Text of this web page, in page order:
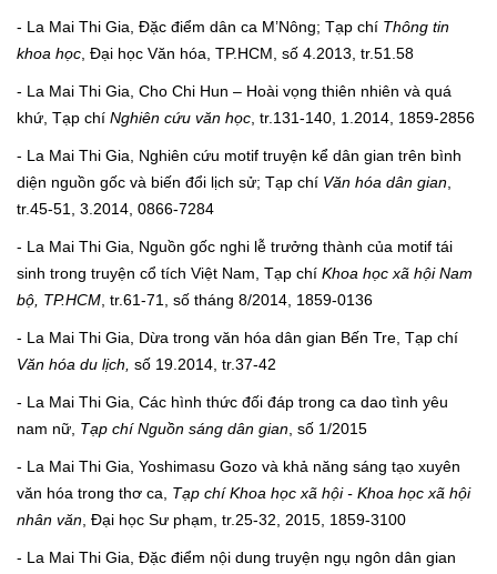
- La Mai Thi Gia, Đặc điểm dân ca M’Nông; Tạp chí Thông tin
khoa học, Đại học Văn hóa, TP.HCM, số 4.2013, tr.51.58
- La Mai Thi Gia, Cho Chi Hun – Hoài vọng thiên nhiên và quá
khứ, Tạp chí Nghiên cứu văn học, tr.131-140, 1.2014, 1859-2856
- La Mai Thi Gia, Nghiên cứu motif truyện kể dân gian trên bình
diện nguồn gốc và biến đổi lịch sử; Tạp chí Văn hóa dân gian,
tr.45-51, 3.2014, 0866-7284
- La Mai Thi Gia, Nguồn gốc nghi lễ trưởng thành của motif tái
sinh trong truyện cổ tích Việt Nam, Tạp chí Khoa học xã hội Nam
bộ, TP.HCM, tr.61-71, số tháng 8/2014, 1859-0136
- La Mai Thi Gia, Dừa trong văn hóa dân gian Bến Tre, Tạp chí
Văn hóa du lịch, số 19.2014, tr.37-42
- La Mai Thi Gia, Các hình thức đối đáp trong ca dao tình yêu
nam nữ, Tạp chí Nguồn sáng dân gian, số 1/2015
- La Mai Thi Gia, Yoshimasu Gozo và khả năng sáng tạo xuyên
văn hóa trong thơ ca, Tạp chí Khoa học xã hội - Khoa học xã hội
nhân văn, Đại học Sư phạm, tr.25-32, 2015, 1859-3100
- La Mai Thi Gia, Đặc điểm nội dung truyện ngụ ngôn dân gian